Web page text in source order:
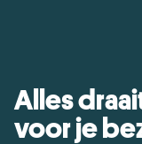
Alles
voor je